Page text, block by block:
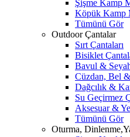
Şişme Kamp
Köpük Kamp
Tümünü Gör
Outdoor Çantalar
Sırt Çantaları
Bisiklet
Bavul &
Cüzdan, Bel
Dağcılık &
Su Geçirmez
Aksesuar &
Tümünü Gör
Oturma,